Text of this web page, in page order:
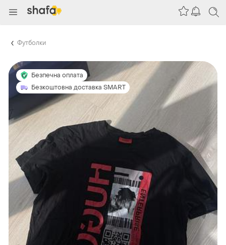
Футболки
Безпечна оплата
Безкоштовна доставка SMART